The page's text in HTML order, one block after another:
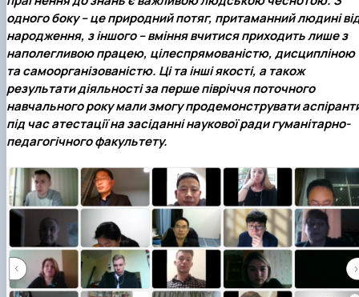
одного боку – це природний потяг, притаманний людині
народження, з іншого – вміння вчитися приходить лише з
наполегливою працею, цілеспрямованістю, дисципліною
та самоорганізованістю. Ці та інші якості, а також
результати діяльності за перше півріччя поточного
навчального року мали змогу продемонструвати
під час атестації на засіданні наукової ради гуманітарно-
педагогічного факультету.